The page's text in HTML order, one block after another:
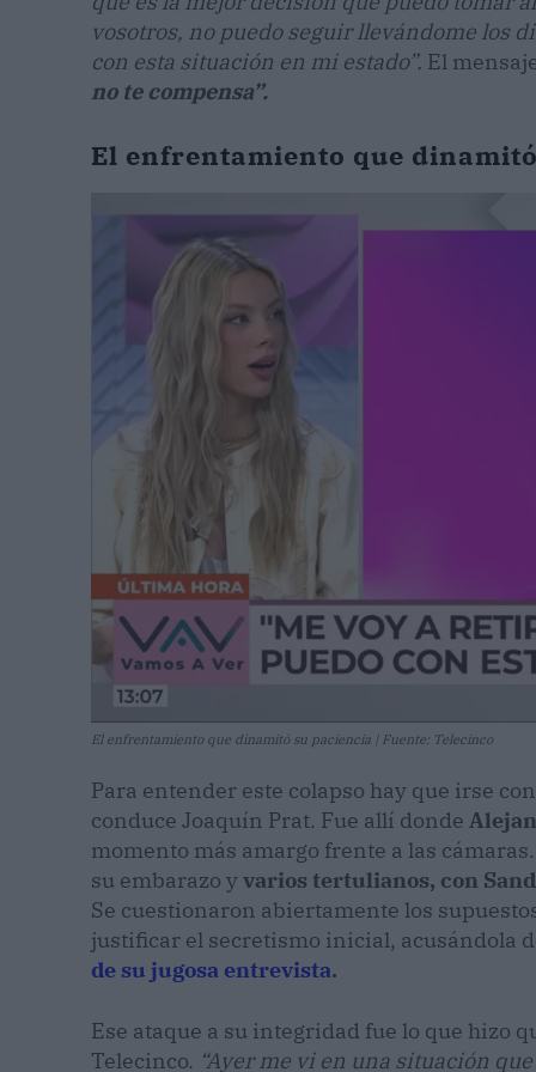
vosotros, no puedo seguir llevándome los
con esta situación en mi estado”. El
no te compensa”.
El enfrentamiento que
El enfrentamiento que dinamitó su paciencia | Fuente: Telecinco
Para entender este colapso hay que irse
conduce Joaquín Prat. Fue allí donde
momento más amargo frente a las
su embarazo yvarios tertulianos, con
Se cuestionaron abiertamente los
justificar el secretismo inicial, acusándola
de su jugosa entrevista.
Ese ataque a su integridad fue lo que hizo
Telecinco. “Ayer me vi en una situación